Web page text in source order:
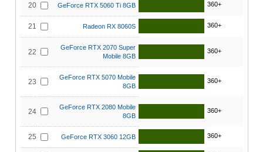
20 GeForce RTX 5060 Ti 8GB 360+
21 Radeon RX 8060S 360+
22
GeForce RTX 2070 Super
Mobile 8GB
360+
23
GeForce RTX 5070 Mobile
8GB
360+
24
GeForce RTX 2080 Mobile
8GB
360+
25 GeForce RTX 3060 12GB 360+